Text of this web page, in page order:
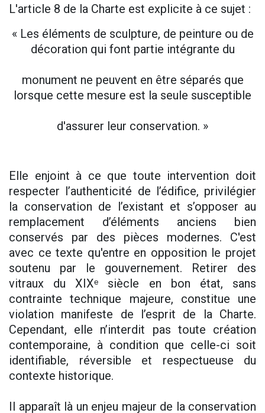
L'article 8 de la Charte est explicite à ce sujet :
« Les éléments de sculpture, de peinture ou de
décoration qui font partie intégrante du
monument ne peuvent en être séparés que
lorsque cette mesure est la seule susceptible
d'assurer leur conservation. »
Elle enjoint à ce que toute intervention doit
respecter l’authenticité de l’édifice, privilégier
la conservation de l’existant et s’opposer au
remplacement d’éléments anciens bien
conservés par des pièces modernes. C'est
avec ce texte qu'entre en opposition le projet
soutenu par le gouvernement. Retirer des
vitraux du XIXᵉ siècle en bon état, sans
contrainte technique majeure, constitue une
violation manifeste de l’esprit de la Charte.
Cependant, elle n’interdit pas toute création
contemporaine, à condition que celle-ci soit
identifiable, réversible et respectueuse du
contexte historique.
Il apparaît là un enjeu majeur de la conservation